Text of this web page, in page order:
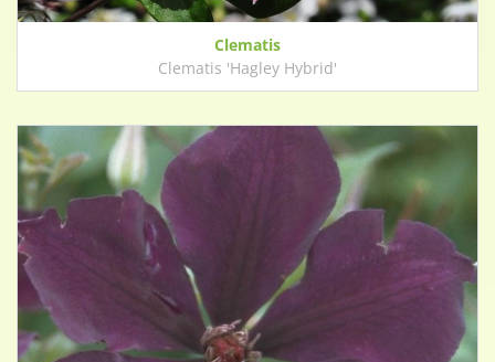
Clematis
Clematis 'Hagley Hybrid'